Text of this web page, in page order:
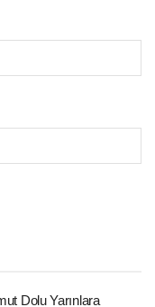
Dolu Yarınlara